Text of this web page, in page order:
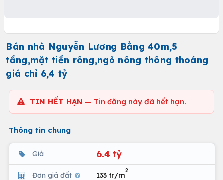
Bán nhà Nguyễn Lương Bằng 40m,5
tầng,mặt tiền rông,ngõ nông thông thoáng
giá chỉ 6,4 tỷ
TIN HẾT HẠN — Tin đăng này đã hết hạn.
Thông tin chung
Giá 6.4 tỷ
Đơn giá đất 133 tr/m
2